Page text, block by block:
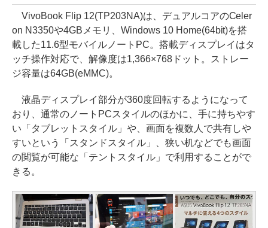
VivoBook Flip 12(TP203NA)は、デュアルコアのCeler
on N3350や4GBメモリ、Windows 10 Home(64bit)を搭
載した11.6型モバイルノートPC。搭載ディスプレイはタ
ッチ操作対応で、解像度は1,366×768ドット。ストレー
ジ容量は64GB(eMMC)。
液晶ディスプレイ部分が360度回転するようになって
おり、通常のノートPCスタイルのほかに、手に持ちやす
い「タブレットスタイル」や、画面を複数人で共有しや
すいという「スタンドスタイル」、狭い机などでも画面
の閲覧が可能な「テントスタイル」で利用することがで
きる。